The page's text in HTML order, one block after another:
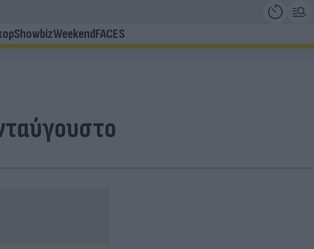
ShowbizWeekendFACES